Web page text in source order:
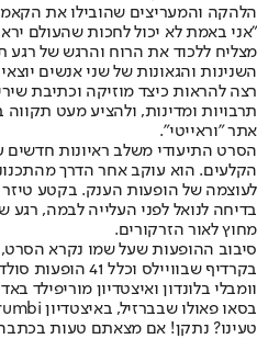
הלהקה והמעריצים שהובילו את
"אני באמת לא יכול לחכות שהעולם
מצליח ללכוד את הרוח והרגש של רגע
השנינות והגאונות של שני אנשים
רצה להראות כיצד מוזיקה וכתיבת
תרבויות ומדינות, ולהציע מעט תקווה
אתר "וראייטי".
הסרט התיעודי משלב ראיונות חדשים
הקלעים. הוא עוקב אחר הדרך
לעוצמה של הופעות הענק. בקטע
בדיחה לנואל לפני העלייה לבמה, רגע
מחוץ לאור הזרקורים.
בקרדיף שבוויילס
וומבלי בלונדון ואיצטדיון מוריפילד
בסאו פאולו שבברזיל, באיצטדיון Estádio do Morumbi.
טעינו? נתקן! אם מצאתם טעות